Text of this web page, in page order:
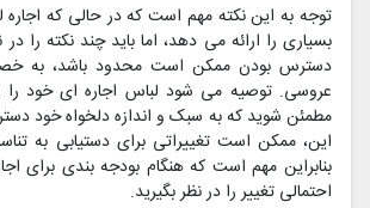
توجه به این نکته مهم است که در حالی که
بسیاری را ارائه می دهد، اما باید چند نکته را
دسترس بودن ممکن است محدود باشد، به
عروسی. توصیه می شود لباس اجاره ای خود را
مطمئن شوید که به سبک و اندازه دلخواه خود
این، ممکن است تغییراتی برای دستیابی به
بنابراین مهم است که هنگام بودجه بندی برای
احتمالی تغییر را در نظر بگیرید.